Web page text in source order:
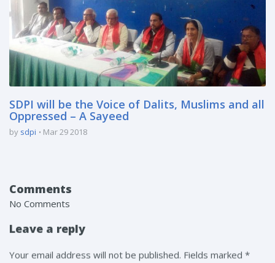
SDPI will be the Voice of Dalits, Muslims and all
Oppressed – A Sayeed
by sdpi Mar 29 2018
Comments
No Comments
Leave a reply
Your email address will not be published. Fields marked *